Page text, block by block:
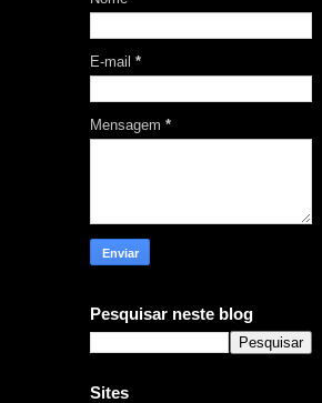
E-mail *
Mensagem *
Pesquisar neste blog
Sites